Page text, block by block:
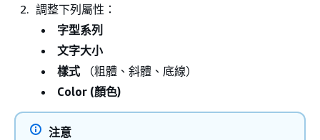
調整下列屬性：
字型系列
文字大小
樣式 （粗體、斜體、底線）
Color (顏色)
注意